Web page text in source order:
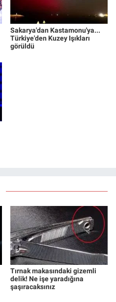
Sakarya'dan Kastamonu'ya...
Türkiye'den Kuzey Işıkları
görüldü
Tırnak makasındaki gizemli
delik! Ne işe yaradığına
şaşıracaksınız